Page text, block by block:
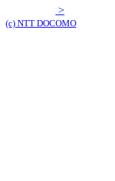
>
(c) NTT DOCOMO